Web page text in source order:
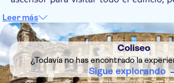
arqueológica no es totalmente
plataformas para sillas de ruedas,
accidentado y es posible que haya
No está permitido:
No se permite acceder al recinto con
mochilas ni maletas. Solo se
Leer más
DSA1Coliseo
Coliseo
¿Todavía no has encontrado la
Sigue explorando